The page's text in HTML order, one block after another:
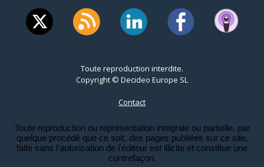
Toute reproduction interdite.
Copyright © Decideo Europe SL
Contact
Toute reproduction ou représentation intégrale ou partielle, par
quelque procédé que ce soit, des pages publiées sur ce site,
faite sans l'autorisation de l'éditeur est illicite et constitue une
contrefaçon.